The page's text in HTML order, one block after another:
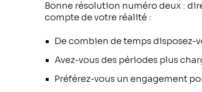
Bonne résolution numéro deux :
compte de votre réalité :
De combien de temps disposez-
Avez-vous des périodes plus
Préférez-vous un engagement